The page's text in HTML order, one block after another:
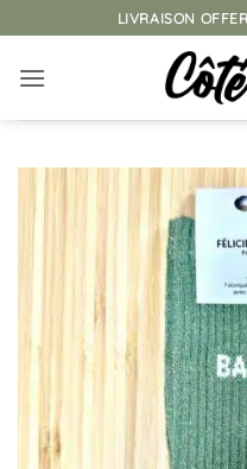
au
contenu
LIVRAISON